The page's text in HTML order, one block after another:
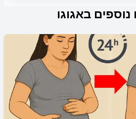
נוספים באגוגו